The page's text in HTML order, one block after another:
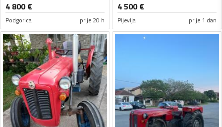
4 800€
Podgorica prije 20 h
4 500€
Pljevlja prije 1 dan